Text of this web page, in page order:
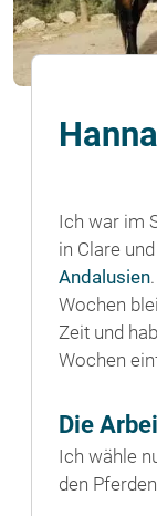
Ich war im
in Clare
Andalusien
Wochen
Zeit und
Wochen
Die
Ich wähle
den